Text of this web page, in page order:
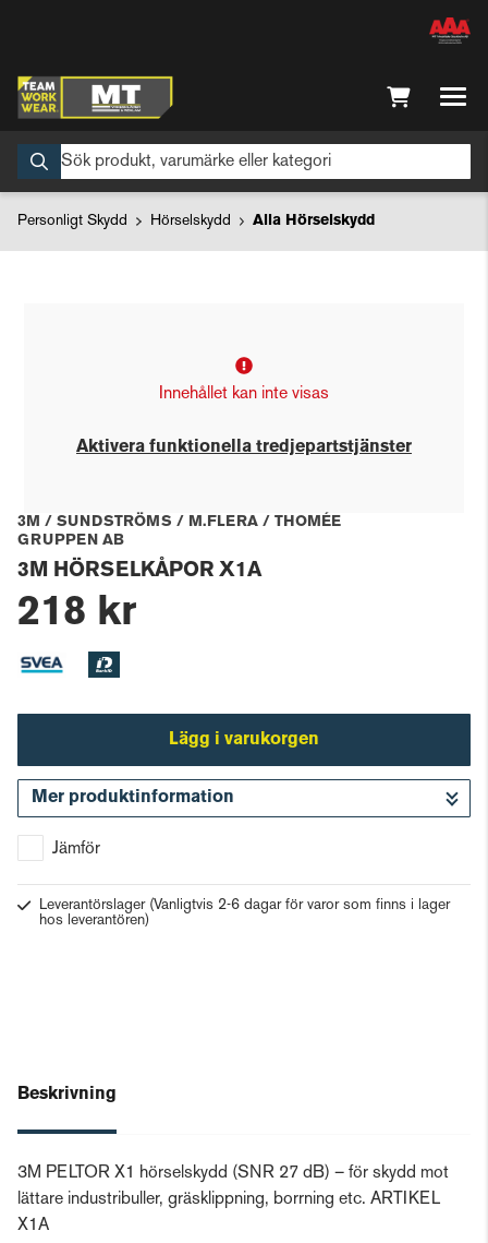
Personligt Skydd Hörselskydd Alla Hörselskydd
Innehållet kan inte visas
Aktivera funktionella tredjepartstjänster
3M / SUNDSTRÖMS / M.FLERA / THOMÉE
GRUPPEN AB
3M HÖRSELKÅPOR X1A
218 kr
Lägg i varukorgen
Mer produktinformation
Jämför
Leverantörslager (Vanligtvis 2-6 dagar för varor som finns i lager
hos leverantören)
Beskrivning
3M PELTOR X1 hörselskydd (SNR 27 dB) – för skydd mot
lättare industribuller, gräsklippning, borrning etc. ARTIKEL
X1A